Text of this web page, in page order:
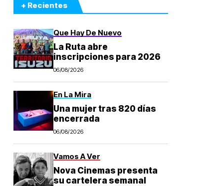
+ Recientes
Que Hay De Nuevo
La Ruta abre
inscripciones para 2026
06/08/2026
En La Mira
Una mujer tras 820 días
encerrada
06/08/2026
Vamos A Ver
Nova Cinemas presenta
su cartelera semanal